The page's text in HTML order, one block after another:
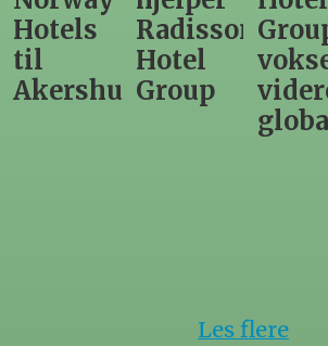
Radisson
Hotel
Group
Group
vokser
videre
med
VMs
Les flere